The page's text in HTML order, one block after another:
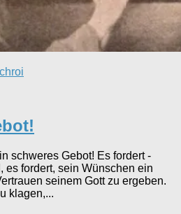
schweres Gebot! Es fordert -
es fordert, sein Wünschen ein
seinem Gott zu ergeben.
klagen,...